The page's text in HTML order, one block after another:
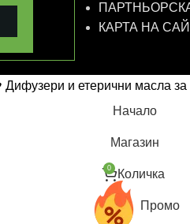
КАРТА НА
и етерични масла
Начало
Магазин
0 Количка
Промо